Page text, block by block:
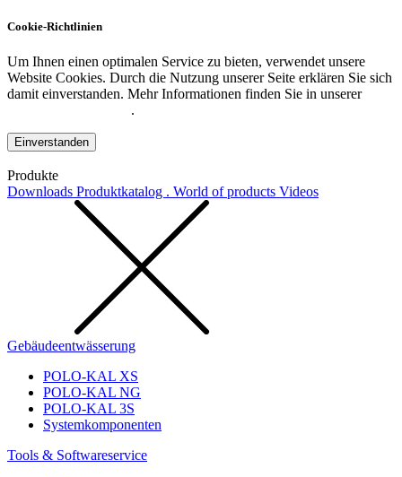
Cookie-Richtlinien
Um Ihnen einen optimalen Service zu bieten, verwendet unsere
Website Cookies. Durch die Nutzung unserer Seite erklären Sie sich
damit einverstanden. Mehr Informationen finden Sie in unserer
.
Einverstanden
Produkte
Downloads Produktkatalog . World of products Videos
Gebäudeentwässerung
POLO-KAL XS
POLO-KAL NG
POLO-KAL 3S
Systemkomponenten
Tools & Softwareservice